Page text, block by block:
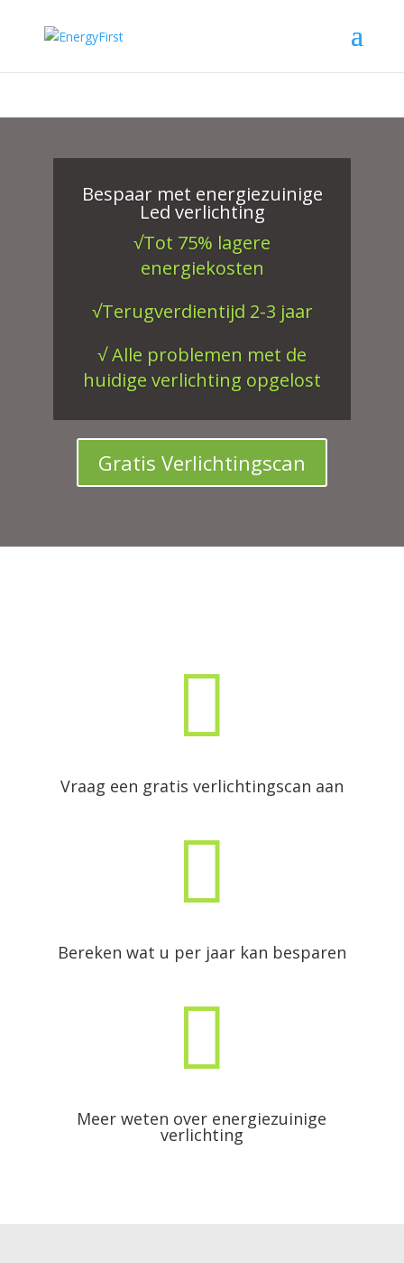
Bespaar met energiezuinige
Led verlichting
√Tot 75% lagere
energiekosten
√Terugverdientijd 2-3 jaar
√ Alle problemen met de
huidige verlichting opgelost
Gratis Verlichtingscan

Vraag een gratis verlichtingscan aan

Bereken wat u per jaar kan besparen

Meer weten over energiezuinige
verlichting